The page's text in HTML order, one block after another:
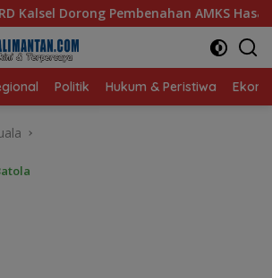
Hasanuddin Ketua TP PKK
Politik Hukum & Peristiwa